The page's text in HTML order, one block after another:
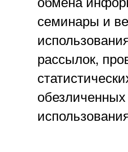
семинары и
рассылок,